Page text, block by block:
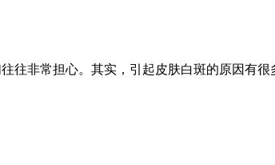
往非常担心。其实，引起皮肤白斑的原因有